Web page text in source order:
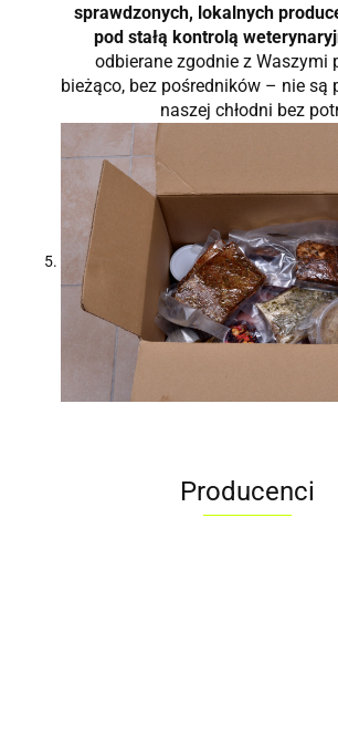
sprawdzonych, lokalnych
pod stałą kontrolą
odbierane zgodnie z Waszymi
bieżąco, bez pośredników – nie są
naszej chłodni bez
Producenci